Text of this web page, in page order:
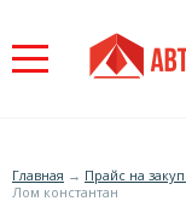
to
navigation
Главная → Прайс на
Лом константан